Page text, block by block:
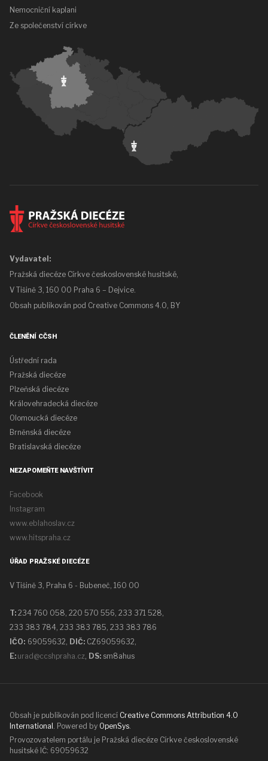
Nemocniční kaplani
Ze společenství církve
Vydavatel:
Pražská diecéze Církve československé husitské,
V Tišině 3, 160 00 Praha 6 – Dejvice.
Obsah publikován pod Creative Commons 4.0, BY
ČLENĚNÍ CČSH
Ústřední rada
Pražská diecéze
Plzeňská diecéze
Královehradecká diecéze
Olomoucká diecéze
Brněnská diecéze
Bratislavská diecéze
NEZAPOMEŇTE NAVŠTÍVIT
Facebook
Instagram
www.eblahoslav.cz
www.hitspraha.cz
ÚŘAD PRAŽSKÉ DIECÉZE
V Tišině 3, Praha 6 - Bubeneč, 160 00
T: 234 760 058, 220 570 556, 233 371 528,
233 383 784, 233 383 785, 233 383 786
IČO: 69059632, DIČ: CZ69059632
E: urad@ccshpraha.cz DS: sm8ahus
Obsah je publikován pod licencí Creative Commons Attribution 4.0
International . Powered by OpenSys
Provozovatelem portálu je Pražská diecéze Církve československé
husitské IČ: 69059632